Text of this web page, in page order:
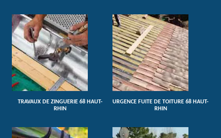
TRAVAUX DE ZINGUERIE 68 HAUT-
RHIN
URGENCE FUITE DE TOITURE 68 HAUT-
RHIN